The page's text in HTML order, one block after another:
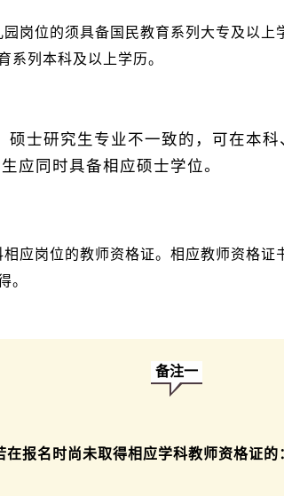
岗位的须具备国民教育系列大专及以上
系列本科及以上学历。
硕士研究生专业不一致的，可在本
应同时具备相应硕士学位。
应岗位的教师资格证。相应教师资格证
。
备注一
在报名时尚未取得相应学科教师资格证的